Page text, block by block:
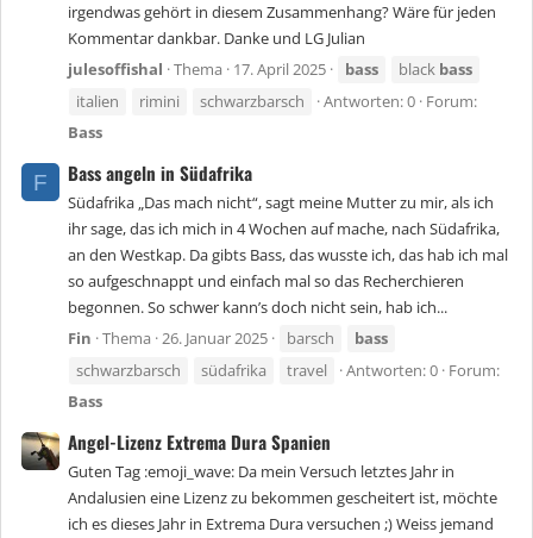
irgendwas gehört in diesem Zusammenhang? Wäre für jeden
Kommentar dankbar. Danke und LG Julian
julesoffishal Thema 17. April 2025 bass black bass
italien
rimini schwarzbarsch Antworten: 0 Forum:
Bass
F Bass angeln in Südafrika
Südafrika „Das mach nicht“, sagt meine Mutter zu mir, als ich
ihr sage, das ich mich in 4 Wochen auf mache, nach Südafrika,
an den Westkap. Da gibts Bass, das wusste ich, das hab ich mal
so aufgeschnappt und einfach mal so das Recherchieren
begonnen. So schwer kann’s doch nicht sein, hab ich...
Fin Thema 26. Januar 2025 barsch
bass
schwarzbarsch
südafrika travel Antworten: 0 Forum:
Bass
Angel-Lizenz Extrema Dura Spanien
Guten Tag :emoji_wave: Da mein Versuch letztes Jahr in
Andalusien eine Lizenz zu bekommen gescheitert ist, möchte
ich es dieses Jahr in Extrema Dura versuchen ;) Weiss jemand